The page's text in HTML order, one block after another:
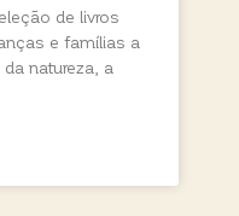
de livros
e famílias a
natureza, a